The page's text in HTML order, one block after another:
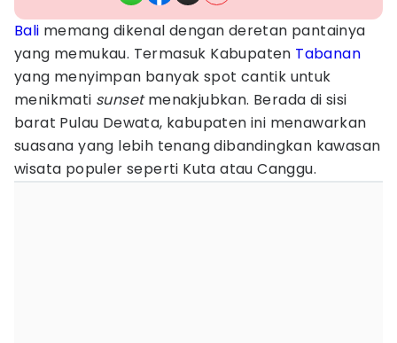
Bali memang dikenal dengan deretan pantainya
yang memukau. Termasuk Kabupaten Tabanan
yang menyimpan banyak spot cantik untuk
menikmati sunsetmenakjubkan. Berada di sisi
barat Pulau Dewata, kabupaten ini menawarkan
suasana yang lebih tenang dibandingkan kawasan
wisata populer seperti Kuta atau Canggu.